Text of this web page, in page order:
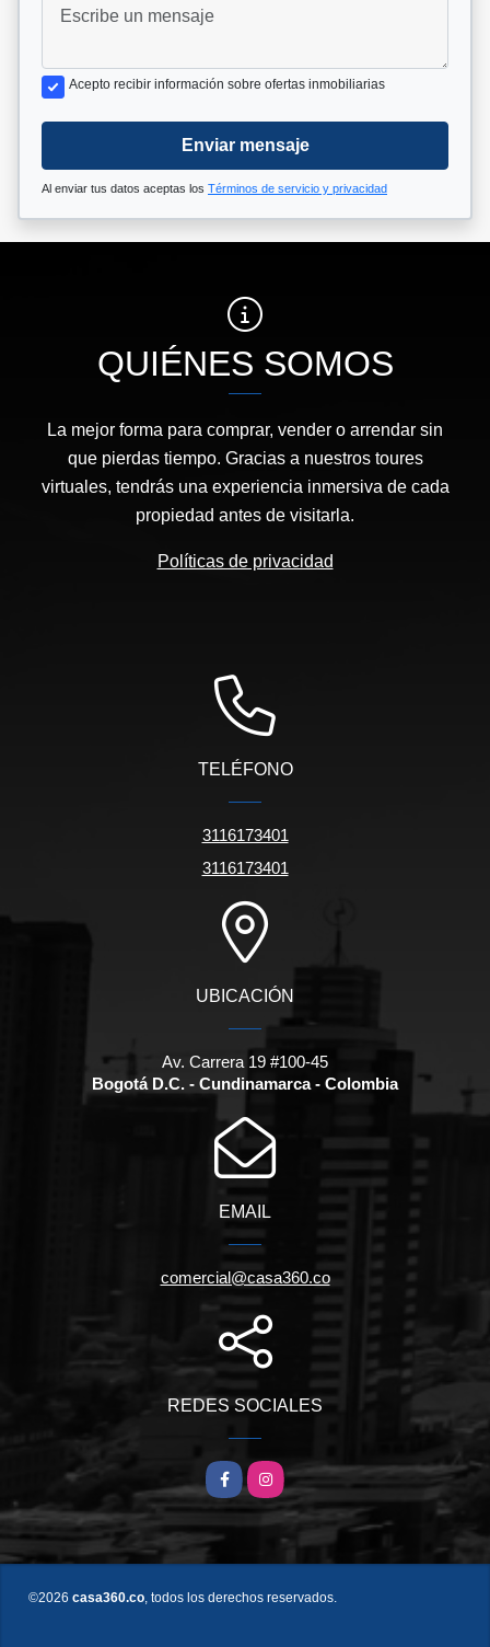
Acepto recibir información sobre ofertas inmobiliarias
Enviar mensaje
Al enviar tus datos aceptas los Términos de servicio y privacidad
QUIÉNES SOMOS
La mejor forma para comprar, vender o arrendar sin
que pierdas tiempo. Gracias a nuestros toures
virtuales, tendrás una experiencia inmersiva de cada
propiedad antes de visitarla.
Políticas de privacidad
TELÉFONO
3116173401
3116173401
UBICACIÓN
Av. Carrera 19 #100-45
Bogotá D.C. - Cundinamarca - Colombia
EMAIL
comercial@casa360.co
REDES SOCIALES
FacebookInstagram
©2026 casa360.co , todos los derechos reservados.